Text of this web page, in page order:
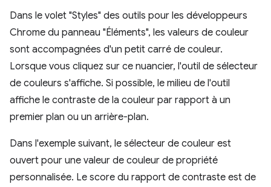
Dans le volet "Styles" des outils pour les développeurs
Chrome du panneau "Éléments", les valeurs de couleur
sont accompagnées d'un petit carré de couleur.
Lorsque vous cliquez sur ce nuancier, l'outil de sélecteur
de couleurs s'affiche. Si possible, le milieu de l'outil
affiche le contraste de la couleur par rapport à un
premier plan ou un arrière-plan.
Dans l'exemple suivant, le sélecteur de couleur est
ouvert pour une valeur de couleur de propriété
personnalisée. Le score du rapport de contraste est de